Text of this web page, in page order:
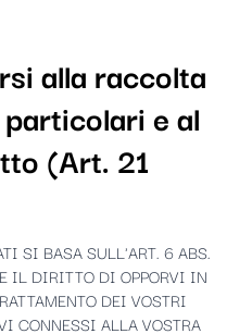
alla raccolta
e al
(Art. 21
SI BASA SULL'ART. 6 ABS.
IL DIRITTO DI OPPORVI IN
DEI VOSTRI
CONNESSI ALLA VOSTRA